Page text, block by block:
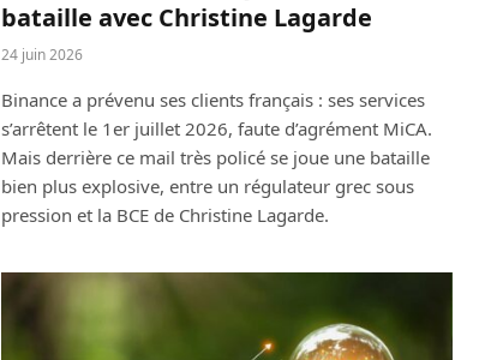
bataille avec Christine Lagarde
24 juin 2026
Binance a prévenu ses clients français : ses services
s’arrêtent le 1er juillet 2026, faute d’agrément MiCA.
Mais derrière ce mail très policé se joue une bataille
bien plus explosive, entre un régulateur grec sous
pression et la BCE de Christine Lagarde.